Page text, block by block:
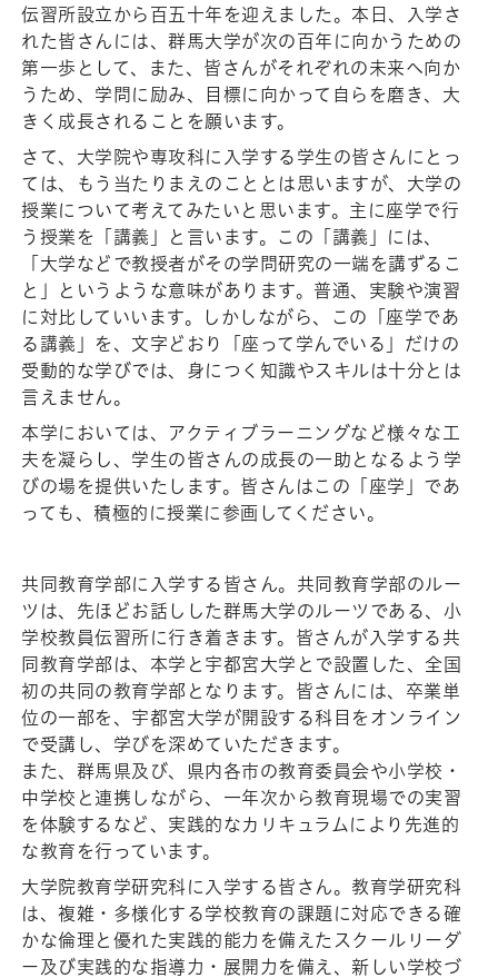
伝習所設立から百五十年を迎えました。本日、入学さ
れた皆さんには、群馬大学が次の百年に向かうための
第一歩として、また、皆さんがそれぞれの未来へ向か
うため、学問に励み、目標に向かって自らを磨き、大
きく成長されることを願います。
さて、大学院や専攻科に入学する学生の皆さんにとっ
ては、もう当たりまえのこととは思いますが、大学の
授業について考えてみたいと思います。主に座学で行
う授業を「講義」と言います。この「講義」には、
「大学などで教授者がその学問研究の一端を講ずるこ
と」というような意味があります。普通、実験や演習
に対比していいます。しかしながら、この「座学であ
る講義」を、文字どおり「座って学んでいる」だけの
受動的な学びでは、身につく知識やスキルは十分とは
言えません。
本学においては、アクティブラーニングなど様々な工
夫を凝らし、学生の皆さんの成長の一助となるよう学
びの場を提供いたします。皆さんはこの「座学」であ
っても、積極的に授業に参画してください。
共同教育学部に入学する皆さん。共同教育学部のルー
ツは、先ほどお話しした群馬大学のルーツである、小
学校教員伝習所に行き着きます。皆さんが入学する共
同教育学部は、本学と宇都宮大学とで設置した、全国
初の共同の教育学部となります。皆さんには、卒業単
位の一部を、宇都宮大学が開設する科目をオンライン
で受講し、学びを深めていただきます。
また、群馬県及び、県内各市の教育委員会や小学校・
中学校と連携しながら、一年次から教育現場での実習
を体験するなど、実践的なカリキュラムにより先進的
な教育を行っています。
大学院教育学研究科に入学する皆さん。教育学研究科
は、複雑・多様化する学校教育の課題に対応できる確
かな倫理と優れた実践的能力を備えたスクールリーダ
ー及び実践的な指導力・展開力を備え、新しい学校づ